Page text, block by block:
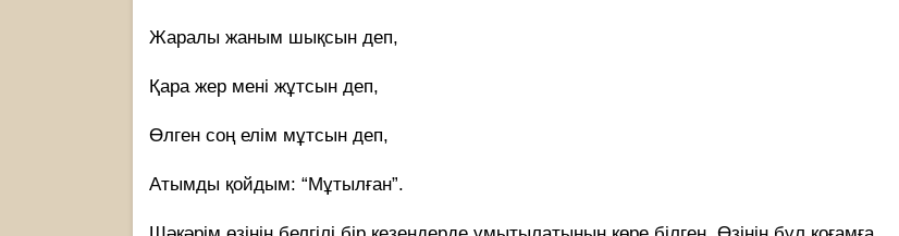
Жаралы жаным шықсын деп,
Қара жер мені жұтсын деп,
Өлген соң елім мұтсын деп,
Атымды қойдым: “Мұтылған”.